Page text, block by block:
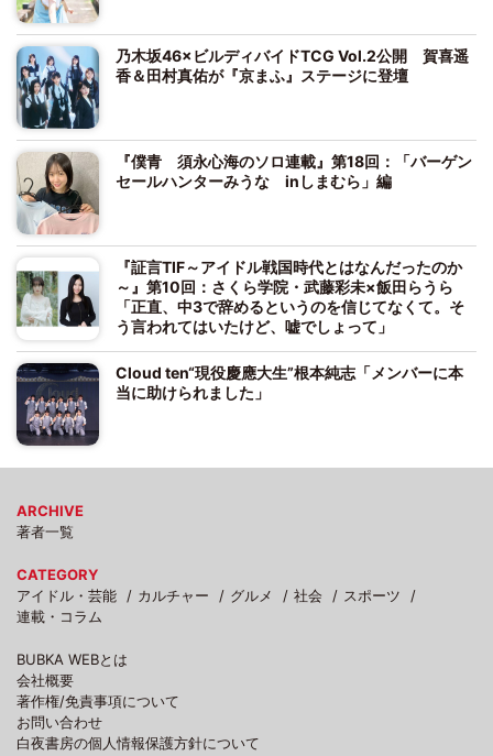
乃木坂46×ビルディバイドTCG Vol.2公開 賀喜遥
香＆田村真佑が『京まふ』ステージに登壇
『僕青 須永心海のソロ連載』第18回：「バーゲン
セールハンターみうな inしまむら」編
『証言TIF～アイドル戦国時代とはなんだったのか
～』第10回：さくら学院・武藤彩未×飯田らうら
「正直、中3で辞めるというのを信じてなくて。そ
う言われてはいたけど、嘘でしょって」
Cloud ten“現役慶應大生”根本純志「メンバーに本
当に助けられました」
ARCHIVE
著者一覧
CATEGORY
アイドル・芸能
カルチャー グルメ 社会
スポーツ
連載・コラム
BUBKA WEBとは
会社概要
著作権/免責事項について
お問い合わせ
白夜書房の個人情報保護方針について